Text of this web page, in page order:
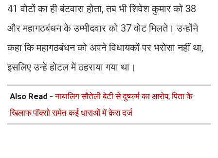
41 वोटों का ही बंटवारा होता, तब भी शिवेश कुमार को 38
और महागठबंधन के उम्मीदवार को 37 वोट मिलते। उन्होंने
कहा कि महागठबंधन को अपने विधायकों पर भरोसा नहीं था,
इसलिए उन्हें होटल में ठहराया गया था।
Also Read -नाबालिग सौतेली बेटी से दुष्कर्म का आरोप, पिता के
खिलाफ पॉक्सो समेत कई धाराओं में केस दर्ज